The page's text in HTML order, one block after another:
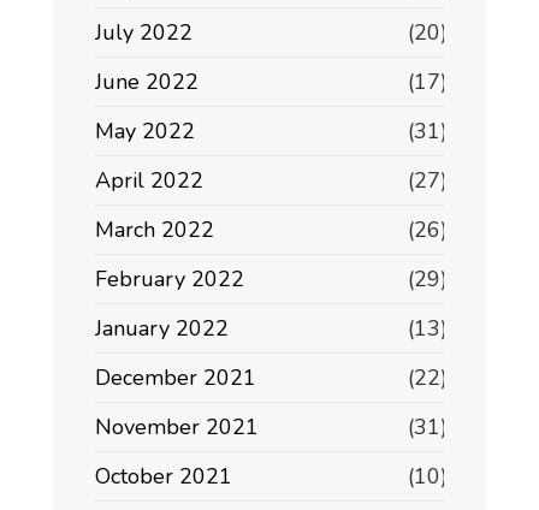
July 2022
(20)
June 2022
(17)
May 2022
(31)
April 2022
(27)
March 2022
(26)
February 2022
(29)
January 2022
(13)
December 2021
(22)
November 2021
(31)
October 2021
(10)